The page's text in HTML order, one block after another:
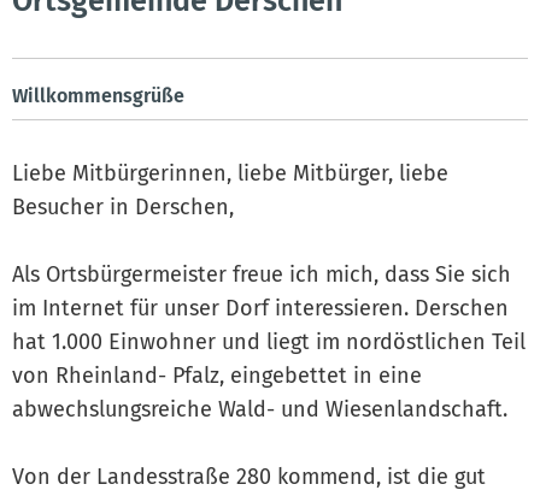
Willkommensgrüße
Liebe Mitbürgerinnen, liebe Mitbürger, liebe
Besucher in Derschen,
Als Ortsbürgermeister freue ich mich, dass Sie sich
im Internet für unser Dorf interessieren. Derschen
hat 1.000 Einwohner und liegt im nordöstlichen Teil
von Rheinland- Pfalz, eingebettet in eine
abwechslungsreiche Wald- und Wiesenlandschaft.
Von der Landesstraße 280 kommend, ist die gut